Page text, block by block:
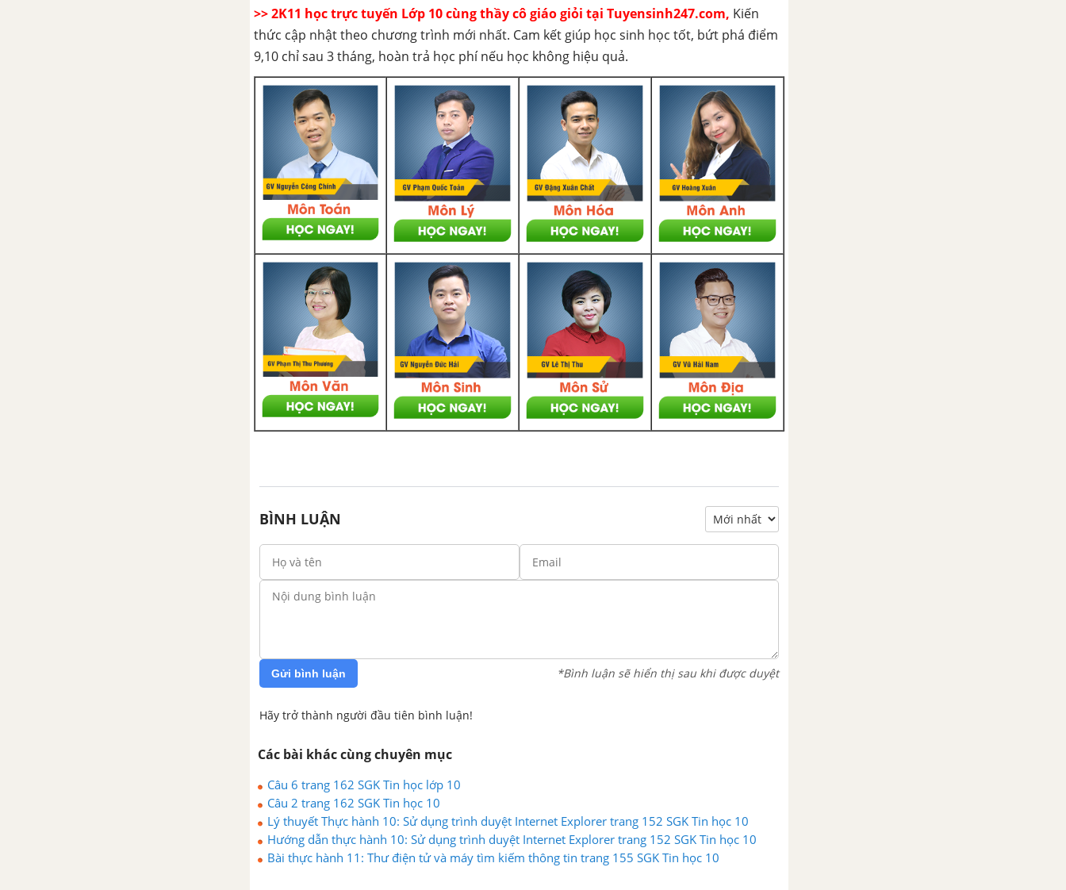
>> 2K11 học trực tuyến Lớp 10 cùng thầy cô giáo giỏi tại Tuyensinh247.com, Kiến
thức cập nhật theo chương trình mới nhất. Cam kết giúp học sinh học tốt, bứt phá điểm
9,10 chỉ sau 3 tháng, hoàn trả học phí nếu học không hiệu quả.
BÌNH LUẬN
Gửi bình luận *Bình luận sẽ hiển thị sau khi được duyệt
Hãy trở thành người đầu tiên bình luận!
Các bài khác cùng chuyên mục
Câu 6 trang 162 SGK Tin học lớp 10
Câu 2 trang 162 SGK Tin học 10
Lý thuyết Thực hành 10: Sử dụng trình duyệt Internet Explorer trang 152 SGK Tin học 10
Hướng dẫn thực hành 10: Sử dụng trình duyệt Internet Explorer trang 152 SGK Tin học 10
Bài thực hành 11: Thư điện tử và máy tìm kiếm thông tin trang 155 SGK Tin học 10